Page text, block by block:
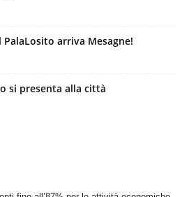
arriva Mesagne!
si presenta alla città